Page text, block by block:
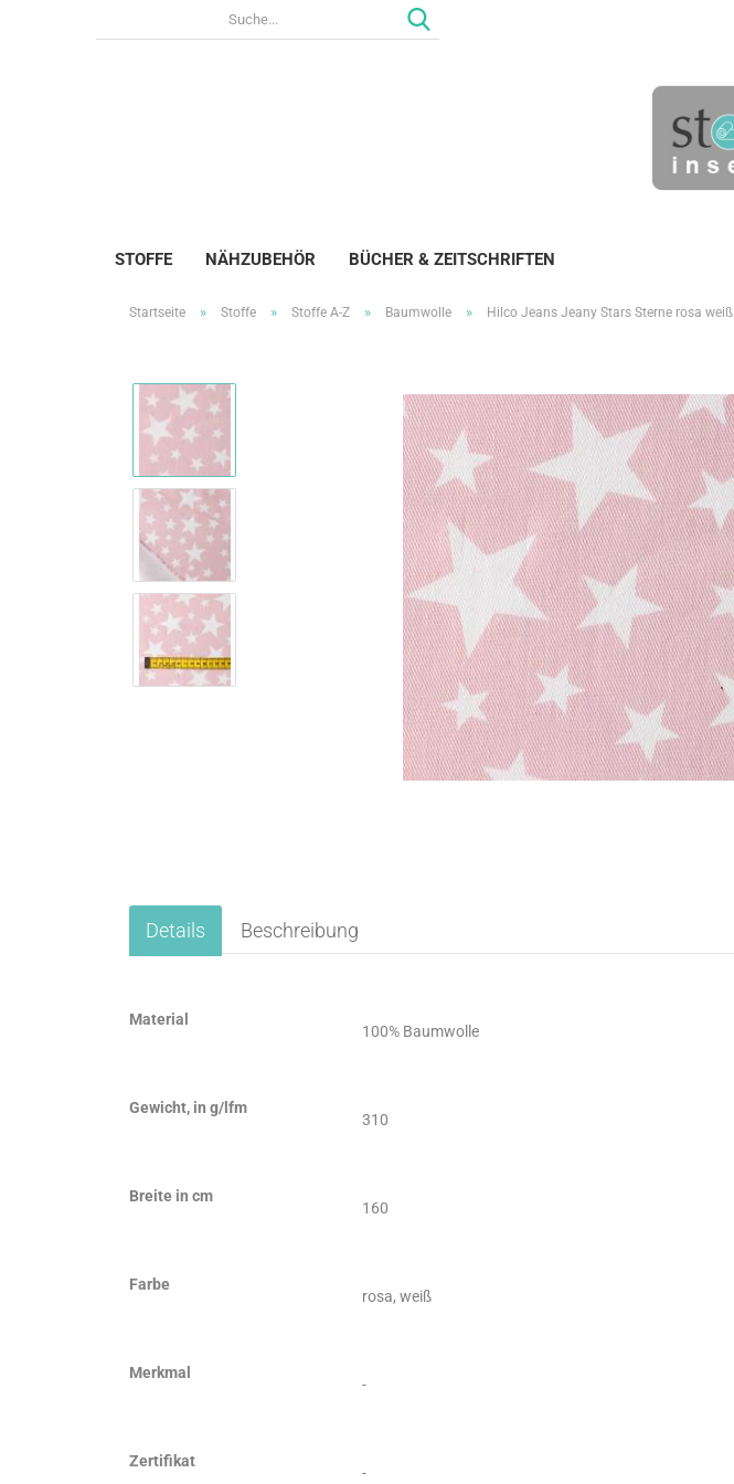
STOFFE NÄHZUBEHÖR BÜCHER & ZEITSCHRIFTEN
Startseite » Stoffe » Stoffe A-Z » Baumwolle » Hilco Jeans Jeany Stars Sterne rosa weiß
Details Beschreibung
Material
100% Baumwolle
Gewicht, in g/lfm
310
Breite in cm
160
Farbe
rosa, weiß
Merkmal
-
Zertifikat
-